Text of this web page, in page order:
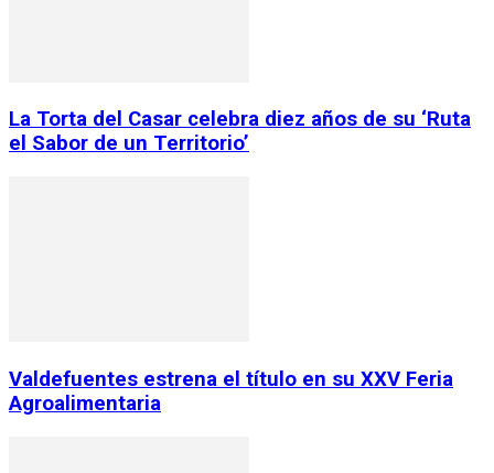
La Torta del Casar celebra diez años de su ‘Ruta
el Sabor de un Territorio’
Valdefuentes estrena el título en su XXV Feria
Agroalimentaria